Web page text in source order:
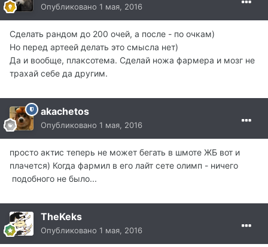
Опубликовано 1 мая, 2016
Сделать рандом до 200 очей, а после - по очкам)
Но перед артеей делать это смысла нет)
Да и вообще, плаксотема. Сделай ножа фармера и мозг не
трахай себе да другим.
akachetos
Опубликовано 1 мая, 2016
просто актис теперь не может бегать в шмоте ЖБ вот и
плачется) Когда фармил в его лайт сете олимп - ничего
подобного не было...
TheKeks
Опубликовано 1 мая, 2016